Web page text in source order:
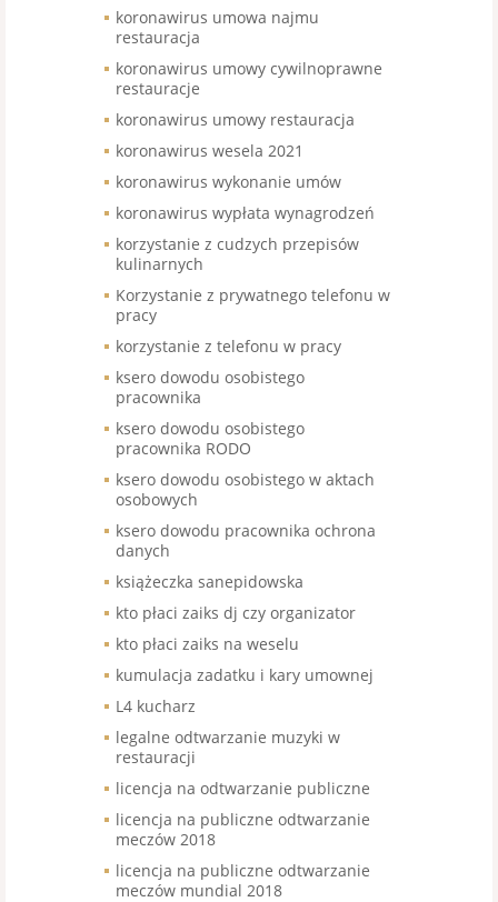
koronawirus umowa najmu
restauracja
koronawirus umowy cywilnoprawne
restauracje
koronawirus umowy restauracja
koronawirus wesela 2021
koronawirus wykonanie umów
koronawirus wypłata wynagrodzeń
korzystanie z cudzych przepisów
kulinarnych
Korzystanie z prywatnego telefonu w
pracy
korzystanie z telefonu w pracy
ksero dowodu osobistego
pracownika
ksero dowodu osobistego
pracownika RODO
ksero dowodu osobistego w aktach
osobowych
ksero dowodu pracownika ochrona
danych
książeczka sanepidowska
kto płaci zaiks dj czy organizator
kto płaci zaiks na weselu
kumulacja zadatku i kary umownej
L4 kucharz
legalne odtwarzanie muzyki w
restauracji
licencja na odtwarzanie publiczne
licencja na publiczne odtwarzanie
meczów 2018
licencja na publiczne odtwarzanie
meczów mundial 2018